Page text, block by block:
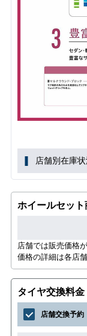
店舗別在庫状
ホイールセット
店舗では販売価格
価格の詳細は各店
タイヤ交換料金
店舗交換予約